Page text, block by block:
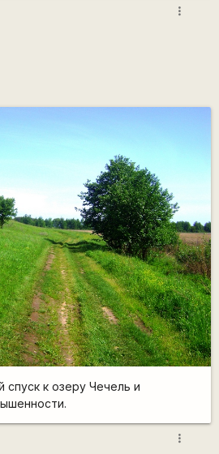
more_vert
спуск к озеру Чечель и
more_vert